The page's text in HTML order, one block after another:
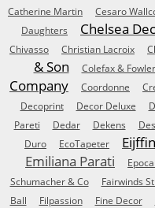
Catherine Martin
Cesaro
Daughters
Chelsea
Chivasso
Christian Lacroix
& Son
Colefax & Fowler
Company
Coordonne
Decoprint
Decor Deluxe
Pareti
Dedar Dekens
Duro
EcoTapeter
Emiliana Parati
Schumacher & Co
Fairwinds
Ball
Filpassion Fine Decor